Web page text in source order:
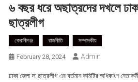
৬ বছর ধরে অছাত্রদের দখলে
ছাত্রলীগ
কেরানীগঞ্জ রাজনীতি সম্পাদকীয়
February 28, 2024 Admin
ঢাকা জেলা দ: ছাত্রলীগ এর বর্তমান কমিটির অধিকাংশ